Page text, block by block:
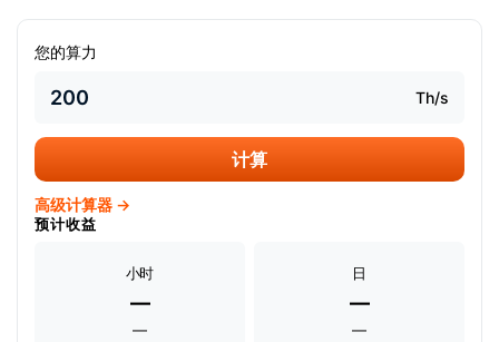
您的算力
Th/s
计算
高级计算器 →
预计收益
小时
—
—
日
—
—